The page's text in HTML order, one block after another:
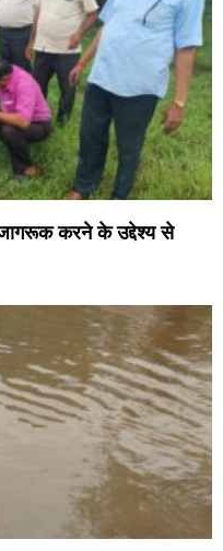
जागरूक करने के उद्देश्य से